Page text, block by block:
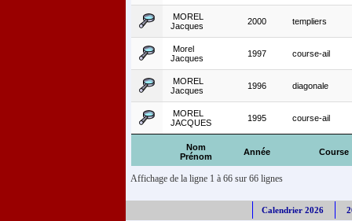
Nom
Prénom
Année Course
MOREL
Jacques
2000 templiers
Morel
Jacques
1997 course-ail
MOREL
Jacques
1996 diagonale
MOREL
JACQUES
1995 course-ail
Affichage de la ligne 1 à 66 sur 66 lignes
Calendrier 2026